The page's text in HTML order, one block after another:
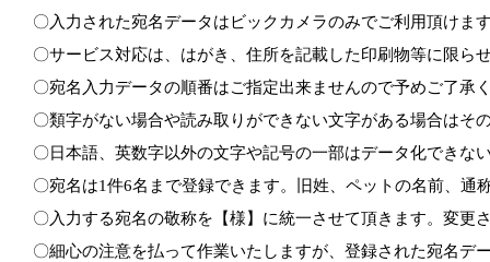
〇入力された宛名データはビックカメラのみでご利用頂けま
〇サービス対応は、はがき、住所を記載した印刷物等に限ら
〇宛名入力データの順番はご指定出来ませんので予めご了承
〇類字がない場合や読み取りができない文字がある場合はそ
〇日本語、英数字以外の文字や記号の一部はデータ化できな
〇宛名は1件6名まで登録できます。旧姓、ペットの名前、
〇入力する宛名の敬称を【様】に統一させて頂きます。変更
〇細心の注意を払って作業いたしますが、登録された宛名デ